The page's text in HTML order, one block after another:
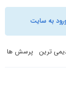
به سایت
ترین پرسش ها